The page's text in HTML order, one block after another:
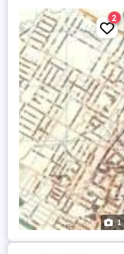
1
2